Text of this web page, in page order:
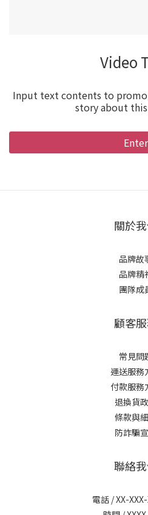
Video
Input text contents to
story about
Enter
關於
品牌故
品牌精
團隊成
顧客
常見問
運送服務
付款服務
退換貨
條款與
防詐騙
聯絡
電話 / XX-